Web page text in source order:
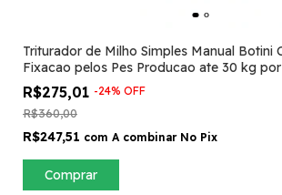
Triturador de Milho Simples Manual Botini
Fixacao pelos Pes Producao ate 30 kg
R$275,01 -24% OFF
R$360,00
R$247,51 com A combinar No Pix